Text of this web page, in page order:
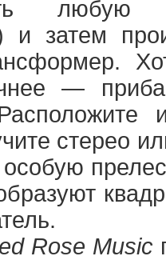
любую
и затем
—
стерео
Rose Music